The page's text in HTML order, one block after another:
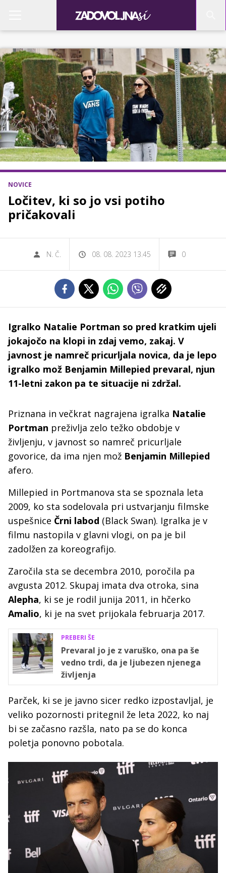
NOVICE
Ločitev, ki so jo vsi potiho
pričakovali
N. Č. 08. 08. 2023 13.45 0
Igralko Natalie Portman so pred kratkim ujeli
jokajočo na klopi in zdaj vemo, zakaj. V
javnost je namreč pricurljala novica, da je lepo
igralko mož Benjamin Millepied prevaral, njun
11-letni zakon pa te situacije ni zdržal.
Priznana in večkrat nagrajena igralka Natalie
Portman preživlja zelo težko obdobje v
življenju, v javnost so namreč pricurljale
govorice, da ima njen mož Benjamin Millepied
afero.
Millepied in Portmanova sta se spoznala leta
2009, ko sta sodelovala pri ustvarjanju filmske
uspešnice Črni labod (Black Swan). Igralka je v
filmu nastopila v glavni vlogi, on pa je bil
zadolžen za koreografijo.
Zaročila sta se decembra 2010, poročila pa
avgusta 2012. Skupaj imata dva otroka, sina
Alepha, ki se je rodil junija 2011, in hčerko
Amalio, ki je na svet prijokala februarja 2017.
PREBERI ŠE
Prevaral jo je z varuško, ona pa še
vedno trdi, da je ljubezen njenega
življenja
Parček, ki se je javno sicer redko izpostavljal, je
veliko pozornosti pritegnil že leta 2022, ko naj
bi se začasno razšla, nato pa se do konca
poletja ponovno pobotala.